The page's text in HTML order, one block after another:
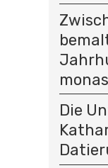
Die